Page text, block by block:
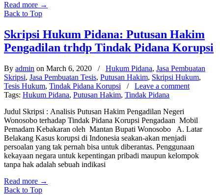
Read more →
Back to Top
Skripsi Hukum Pidana: Putusan Hakim
Pengadilan trhdp Tindak Pidana Korupsi
By admin on March 6, 2020 / Hukum Pidana, Jasa Pembuatan
Skripsi, Jasa Pembuatan Tesis, Putusan Hakim, Skripsi Hukum,
Tesis Hukum, Tindak Pidana Korupsi / Leave a comment
Tags: Hukum Pidana, Putusan Hakim, Tindak Pidana
Judul Skripsi : Analisis Putusan Hakim Pengadilan Negeri
Wonosobo terhadap Tindak Pidana Korupsi Pengadaan Mobil
Pemadam Kebakaran oleh Mantan Bupati Wonosobo A. Latar
Belakang Kasus korupsi di Indonesia seakan-akan menjadi
persoalan yang tak pernah bisa untuk diberantas. Penggunaan
kekayaan negara untuk kepentingan pribadi maupun kelompok
tanpa hak adalah sebuah indikasi
Read more →
Back to Top